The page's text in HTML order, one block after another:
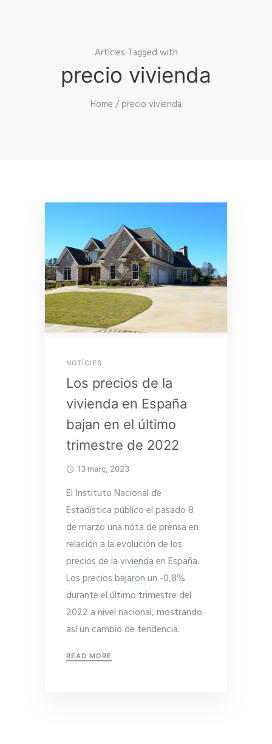
Articles Tagged with
precio vivienda
Home / precio vivienda
NOTÍCIES
Los precios de la
vivienda en España
bajan en el último
trimestre de 2022
13 març, 2023
El Instituto Nacional de
Estadística público el pasado 8
de marzo una nota de prensa en
relación a la evolución de los
precios de la vivienda en España.
Los precios bajaron un -0,8%
durante el último trimestre del
2022 a nivel nacional, mostrando
así un cambio de tendencia.
READ MORE